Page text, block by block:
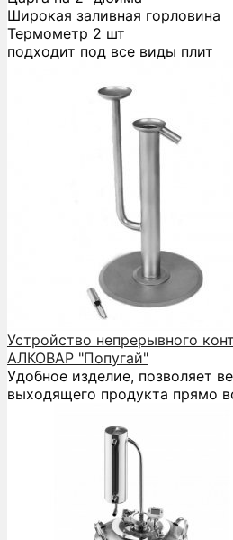
Широкая заливная горловина
Термометр 2 шт
подходит под все виды плит
Устройство непрерывного
АЛКОВАР "Попугай"
Удобное изделие, позволяет
выходящего продукта прямо